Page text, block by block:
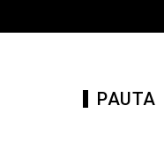
PAUTA